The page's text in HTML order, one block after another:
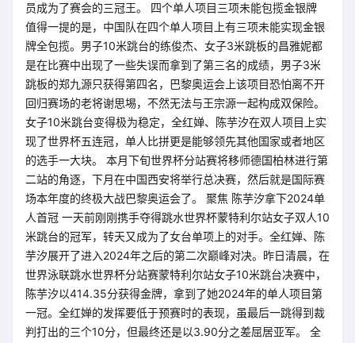
员成为了赛会的三冠王。 四个单人项目三项未能包揽金银牌
值得一提的是，中国队在四个单人项目上有三项未能实现金银
牌全包揽。男子10米跳台的练俊杰、女子3米跳板的昌雅妮都
是在比赛中出现了一些失误而拿到了第三名的成绩，男子3米
跳板的郑九源只获得第四名，巴黎奥运会上该项目恐怕离不开
回归赛场的老将谢思埸，不然无法与王宗源一起构成双保险。
女子10米跳台变得极为稳定，全红婵、陈芋汐在双人项目上实
现了世界杯五连冠，单人比拼更是能够领先其他国家或者地区
的选手一大块。 本月下旬世界杯分站赛将移师德国柏林进行第
二站的角逐，下月在中国西安将举行总决赛，然后就是国际赛
场本年度的终极大战巴黎奥运会了。 聚焦 陈芋汐拿下2024单
人首冠 一天前刚刚携手夺得跳水世界杯蒙特利尔站女子双人10
米跳台的冠军，转天又成为了女台单项上的对手。全红婵、陈
芋汐展开了进入2024年之后的第二次巅峰对决。昨日清晨，在
世界泳联跳水世界杯分站赛蒙特利尔站女子10米跳台决赛中，
陈芋汐以414.35分获得金牌，拿到了她2024年的单人项目第
一冠。全红婵的发挥要低于预赛时的表现，虽最后一跳得到裁
判打出的三个10分，但最终还是以3.90分之差屈居亚军。 全